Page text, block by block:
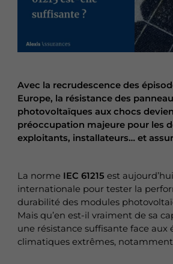
Avec la recrudescence des
Europe, la résistance des
photovoltaïques aux chocs
préoccupation majeure pour les
exploitants, installateurs… et
La norme IEC 61215 est
internationale pour tester la
durabilité des modules
Mais qu’en est-il vraiment de sa
une résistance suffisante face aux
climatiques extrêmes, notamment